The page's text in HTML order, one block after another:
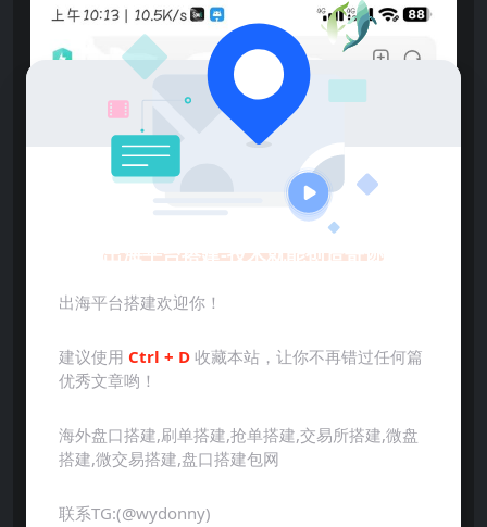
出海平台搭建-技术就能创造奇迹
出海平台搭建欢迎你！
建议使用 Ctrl + D 收藏本站，让你不再错过任何篇
优秀文章哟！
海外盘口搭建,刷单搭建,抢单搭建,交易所搭建,微盘
搭建,微交易搭建,盘口搭建包网
联系TG:(@wydonny)